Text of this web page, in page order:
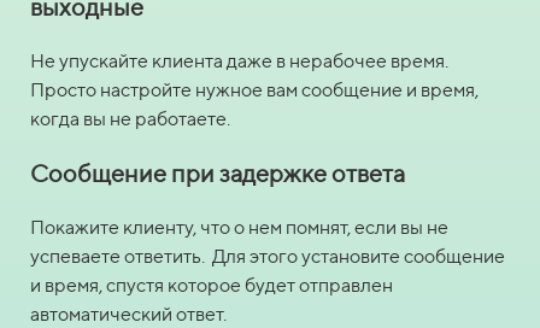
выходные
Не упускайте клиента даже в нерабочее время.
Просто настройте нужное вам сообщение и время,
когда вы не работаете.
Сообщение при задержке ответа
Покажите клиенту, что о нем помнят, если вы не
успеваете ответить. Для этого установите сообщение
и время, спустя которое будет отправлен
автоматический ответ.